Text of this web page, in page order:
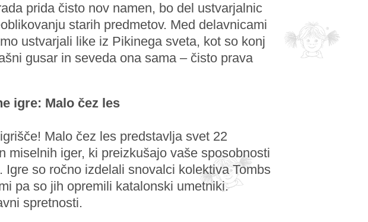
prida čisto nov namen, bo del ustvarjalnic
starih predmetov. Med delavnicami
ustvarjali like iz Pikinega sveta, kot so konj
gusar in seveda ona sama – čisto prava
igre: Malo čez les
Malo čez les predstavlja svet 22
miselnih iger, ki preizkušajo vaše sposobnosti
so ročno izdelali snovalci kolektiva Tombs
pa so jih opremili katalonski umetniki.
spretnosti.